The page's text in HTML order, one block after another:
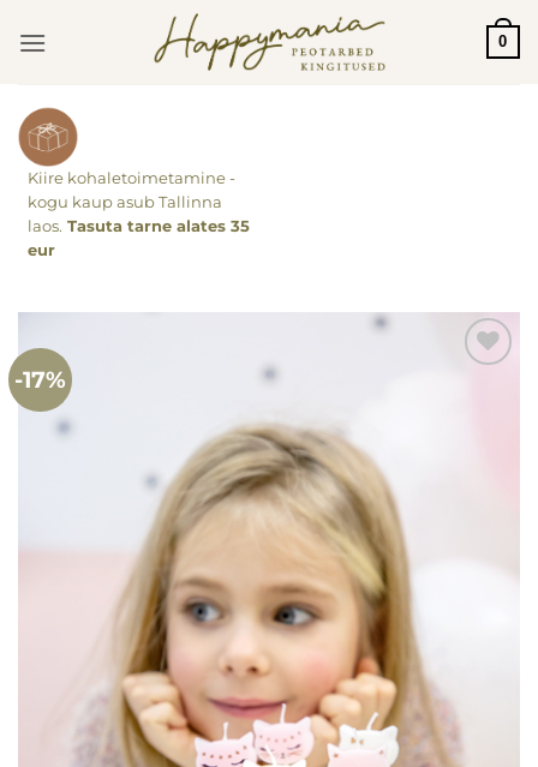
0
Kiire kohaletoimetamine -
kogu kaup asub Tallinna
laos. Tasuta tarne alates 35
eur
-17%